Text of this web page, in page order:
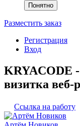
Понятно
Разместить заказ
Регистрация
Вход
KRYACODE
визитка веб-
Ссылка на работу